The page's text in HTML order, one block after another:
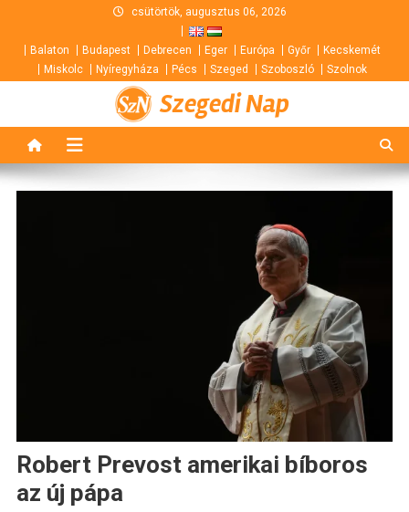
content
csütörtök, augusztus 06, 2026
Balaton Budapest Debrecen Eger Európa Győr
Kecskemét
Miskolc
Nyíregyháza Pécs Szeged Szoboszló Szolnok
Szegedi Nap
Robert Prevost amerikai bíboros
az új pápa